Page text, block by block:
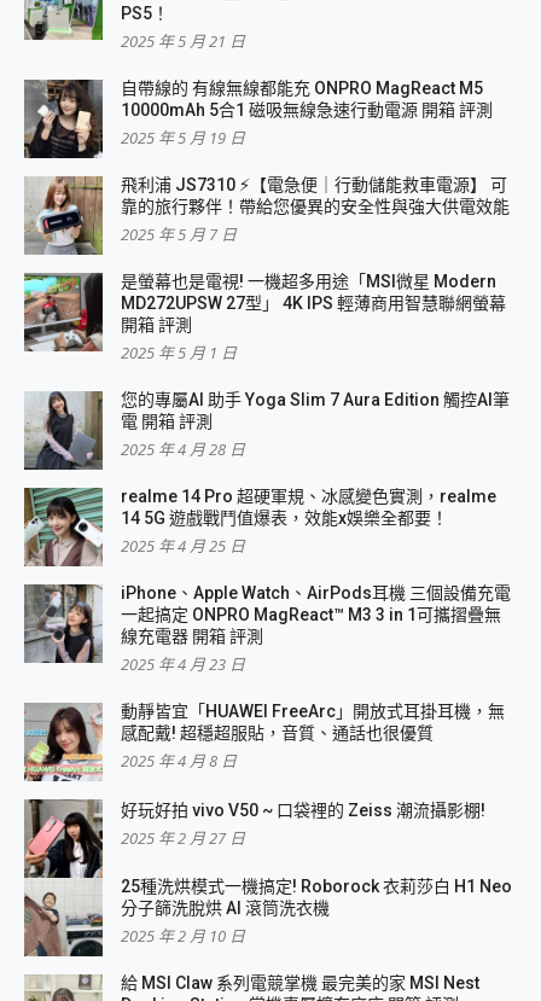
PS5！
2025 年 5 月 21 日
自帶線的 有線無線都能充 ONPRO MagReact M5
10000mAh 5合1 磁吸無線急速行動電源 開箱 評測
2025 年 5 月 19 日
飛利浦 JS7310 ⚡【電急便｜行動儲能救車電源】 可
靠的旅行夥伴！帶給您優異的安全性與強大供電效能
2025 年 5 月 7 日
是螢幕也是電視! 一機超多用途「MSI微星 Modern
MD272UPSW 27型」 4K IPS 輕薄商用智慧聯網螢幕
開箱 評測
2025 年 5 月 1 日
您的專屬AI 助手 Yoga Slim 7 Aura Edition 觸控AI筆
電 開箱 評測
2025 年 4 月 28 日
realme 14 Pro 超硬軍規、冰感變色實測，realme
14 5G 遊戲戰鬥值爆表，效能x娛樂全都要！
2025 年 4 月 25 日
iPhone、Apple Watch、AirPods耳機 三個設備充電
一起搞定 ONPRO MagReact™ M3 3 in 1可攜摺疊無
線充電器 開箱 評測
2025 年 4 月 23 日
動靜皆宜「HUAWEI FreeArc」開放式耳掛耳機，無
感配戴! 超穩超服貼，音質、通話也很優質
2025 年 4 月 8 日
好玩好拍 vivo V50 ~ 口袋裡的 Zeiss 潮流攝影棚!
2025 年 2 月 27 日
25種洗烘模式一機搞定! Roborock 衣莉莎白 H1 Neo
分子篩洗脫烘 AI 滾筒洗衣機
2025 年 2 月 10 日
給 MSI Claw 系列電競掌機 最完美的家 MSI Nest